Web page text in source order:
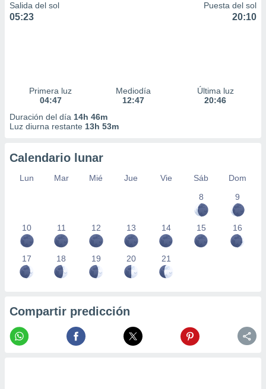
Salida del sol
05:23
Puesta del sol
20:10
Primera luz
04:47
Mediodía
12:47
Última luz
20:46
Duración del día 14h 46m
Luz diurna restante 13h 53m
Calendario lunar
Lun Mar Mié Jue Vie Sáb
Dom
8
9
10 11 12 13 14 15 16
17 18 19 20 21
Compartir predicción